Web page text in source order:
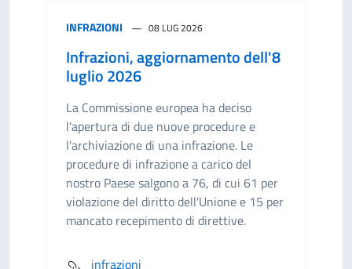
INFRAZIONI 08 LUG 2026
Infrazioni, aggiornamento dell'8
luglio 2026
La Commissione europea ha deciso
l'apertura di due nuove procedure e
l'archiviazione di una infrazione. Le
procedure di infrazione a carico del
nostro Paese salgono a 76, di cui 61 per
violazione del diritto dell'Unione e 15 per
mancato recepimento di direttive.
infrazioni